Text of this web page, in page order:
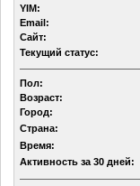
YIM:
Email:
Сайт:
Текущий статус:
Пол:
Возраст:
Город:
Страна:
Время:
Активность за 30 дней: